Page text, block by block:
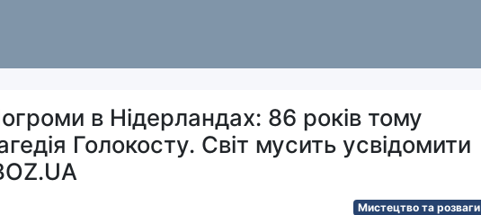
в Нідерландах: 86 років тому
Голокосту. Світ мусить усвідомити
Мистецтво та розваги